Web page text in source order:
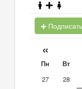
«
Пн Вт
27
28